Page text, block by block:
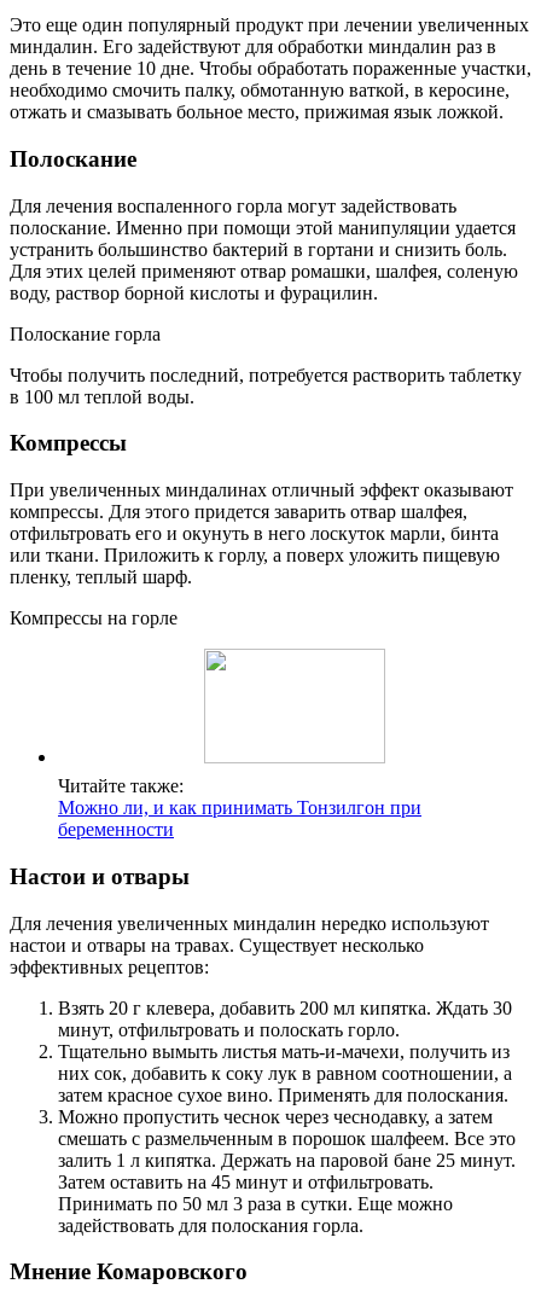
Это еще один популярный продукт при лечении увеличенных
миндалин. Его задействуют для обработки миндалин раз в
день в течение 10 дне. Чтобы обработать пораженные участки,
необходимо смочить палку, обмотанную ваткой, в керосине,
отжать и смазывать больное место, прижимая язык ложкой.
Полоскание
Для лечения воспаленного горла могут задействовать
полоскание. Именно при помощи этой манипуляции удается
устранить большинство бактерий в гортани и снизить боль.
Для этих целей применяют отвар ромашки, шалфея, соленую
воду, раствор борной кислоты и фурацилин.
Полоскание горла
Чтобы получить последний, потребуется растворить таблетку
в 100 мл теплой воды.
Компрессы
При увеличенных миндалинах отличный эффект оказывают
компрессы. Для этого придется заварить отвар шалфея,
отфильтровать его и окунуть в него лоскуток марли, бинта
или ткани. Приложить к горлу, а поверх уложить пищевую
пленку, теплый шарф.
Компрессы на горле
Читайте также:
Можно ли, и как принимать Тонзилгон при
беременности
Настои и отвары
Для лечения увеличенных миндалин нередко используют
настои и отвары на травах. Существует несколько
эффективных рецептов:
Взять 20 г клевера, добавить 200 мл кипятка. Ждать 30
минут, отфильтровать и полоскать горло.
Тщательно вымыть листья мать-и-мачехи, получить из
них сок, добавить к соку лук в равном соотношении, а
затем красное сухое вино. Применять для полоскания.
Можно пропустить чеснок через чеснодавку, а затем
смешать с размельченным в порошок шалфеем. Все это
залить 1 л кипятка. Держать на паровой бане 25 минут.
Затем оставить на 45 минут и отфильтровать.
Принимать по 50 мл 3 раза в сутки. Еще можно
задействовать для полоскания горла.
Мнение Комаровского